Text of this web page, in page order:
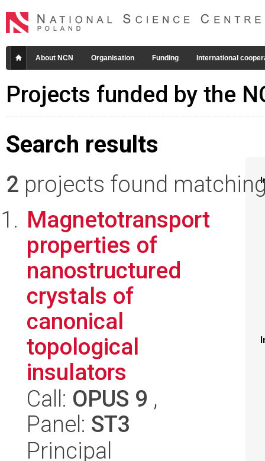
About NCN Organisation Funding International
Projects funded by the
Search results
2 projects found
Magnetotransport
properties of
nanostructured
crystals of
canonical
topological
insulators
Call: OPUS 9 ,
Panel: ST3
Principal